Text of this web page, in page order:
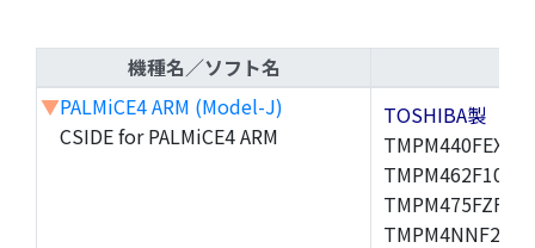
機種名／ソフト名
▼PALMiCE4 ARM (Model-J)
CSIDE for PALMiCE4 ARM
TOSHIBA製